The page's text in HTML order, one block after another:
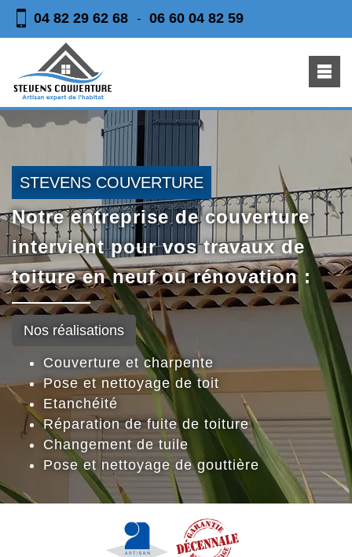
04 82 29 62 68 - 06 60 04 82 59
STEVENS COUVERTURE
Notre entreprise de couverture
intervient pour vos travaux de
toiture en neuf ou rénovation :
Nos réalisations
Couverture et charpente
Pose et nettoyage de toit
Etanchéité
Réparation de fuite de toiture
Changement de tuile
Pose et nettoyage de gouttière